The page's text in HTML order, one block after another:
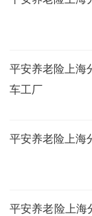
平安养老险上海
车工厂
平安养老险上海
平安养老险上海